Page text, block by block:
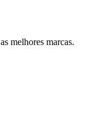
melhores marcas.